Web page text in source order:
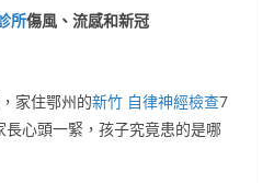
所傷風、流感和新冠
家住鄂州的新竹 自律神經檢查7
心頭一緊，孩子究竟患的是哪